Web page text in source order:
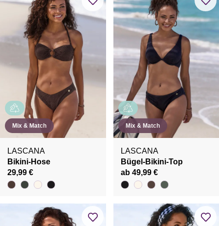
Mix & Match
LASCANA
Bikini-Hose
29,99 €
Mix & Match
LASCANA
Bügel-Bikini-Top
ab 49,99 €